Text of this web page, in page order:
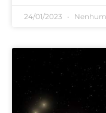
24/01/2023